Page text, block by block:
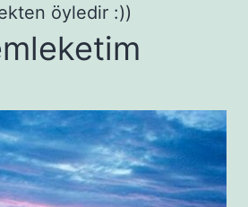
öyledir :))